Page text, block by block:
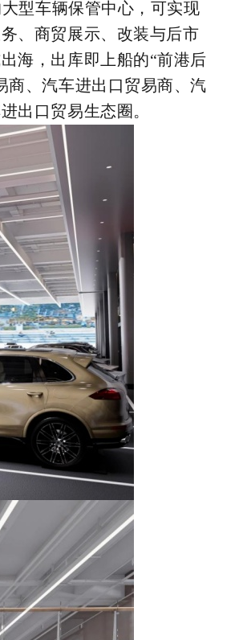
型车辆保管中心，可实现
、商贸展示、改装与后市
海，出库即上船的“前港后
商、汽车进出口贸易商、汽
出口贸易生态圈。